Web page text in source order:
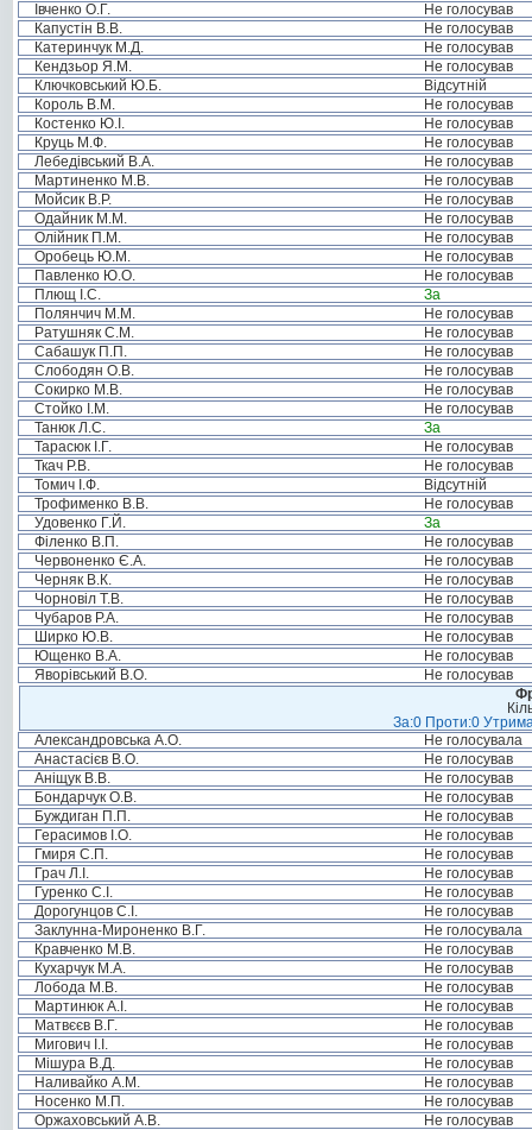
Івченко О.Г.
Не голосував
Капустін В.В.
Не голосував
Катеринчук М.Д.
Не голосував
Кендзьор Я.М.
Не голосував
Ключковський Ю.Б.
Відсутній
Король В.М.
Не голосував
Костенко Ю.І.
Не голосував
Круць М.Ф.
Не голосував
Лебедівський В.А.
Не голосував
Мартиненко М.В.
Не голосував
Мойсик В.Р.
Не голосував
Одайник М.М.
Не голосував
Олійник П.М.
Не голосував
Оробець Ю.М.
Не голосував
Павленко Ю.О.
Не голосував
Плющ І.С.
За
Полянчич М.М.
Не голосував
Ратушняк С.М.
Не голосував
Сабашук П.П.
Не голосував
Слободян О.В.
Не голосував
Сокирко М.В.
Не голосував
Стойко І.М.
Не голосував
Танюк Л.С.
За
Тарасюк І.Г.
Не голосував
Ткач Р.В.
Не голосував
Томич І.Ф.
Відсутній
Трофименко В.В.
Не голосував
Удовенко Г.Й.
За
Філенко В.П.
Не голосував
Червоненко Є.А.
Не голосував
Черняк В.К.
Не голосував
Чорновіл Т.В.
Не голосував
Чубаров Р.А.
Не голосував
Ширко Ю.В.
Не голосував
Ющенко В.А.
Не голосував
Яворівський В.О.
Не голосував
За:0 Проти:0
Александровська А.О.
Не голосувала
Анастасієв В.О.
Не голосував
Аніщук В.В.
Не голосував
Бондарчук О.В.
Не голосував
Буждиган П.П.
Не голосував
Герасимов І.О.
Не голосував
Гмиря С.П.
Не голосував
Грач Л.І.
Не голосував
Гуренко С.І.
Не голосував
Дорогунцов С.І.
Не голосував
Заклунна-Мироненко В.Г.
Не голосувала
Кравченко М.В.
Не голосував
Кухарчук М.А.
Не голосував
Лобода М.В.
Не голосував
Мартинюк А.І.
Не голосував
Матвєєв В.Г.
Не голосував
Мигович І.І.
Не голосував
Мішура В.Д.
Не голосував
Наливайко А.М.
Не голосував
Носенко М.П.
Не голосував
Оржаховський А.В.
Не голосував